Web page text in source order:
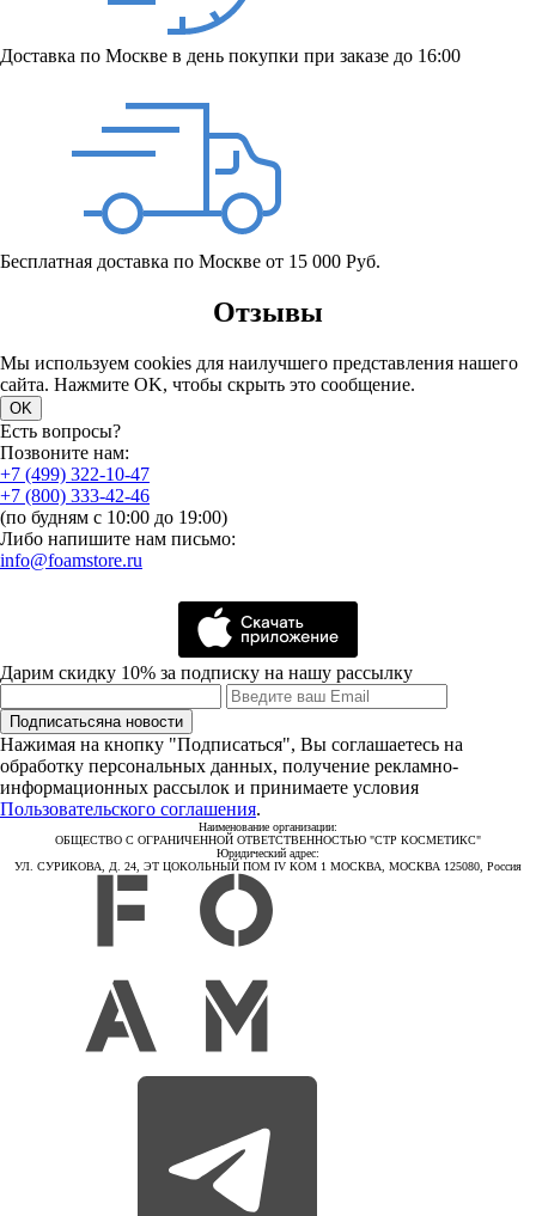
Доставка по Москве в день покупки при заказе до 16:00
Бесплатная доставка по Москве от 15 000 Руб.
Отзывы
Мы используем cookies для наилучшего представления нашего
сайта. Нажмите OK, чтобы скрыть это сообщение.
OK
Есть вопросы?
Позвоните нам:
+7 (499) 322-10-47
+7 (800) 333-42-46
(по будням с 10:00 до 19:00)
Либо напишите нам письмо:
info@foamstore.ru
Дарим скидку 10% за подписку на нашу рассылку
Подписатьсяна новости
Нажимая на кнопку "Подписаться", Вы соглашаетесь на
обработку персональных данных, получение рекламно-
информационных рассылок и принимаете условия
Пользовательского соглашения.
Наименование организации:
ОБЩЕСТВО С ОГРАНИЧЕННОЙ ОТВЕТСТВЕННОСТЬЮ "СТР КОСМЕТИКС"
Юридический адрес:
УЛ. СУРИКОВА, Д. 24, ЭТ ЦОКОЛЬНЫЙ ПОМ IV КОМ 1 МОСКВА, МОСКВА 125080, Россия